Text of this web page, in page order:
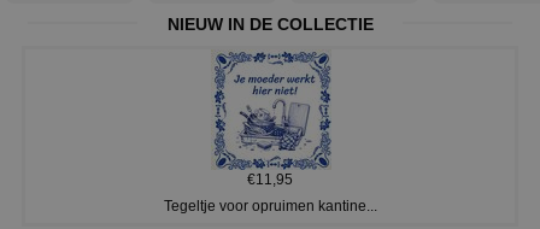
NIEUW IN DE COLLECTIE
€11,95
Tegeltje voor opruimen kantine...